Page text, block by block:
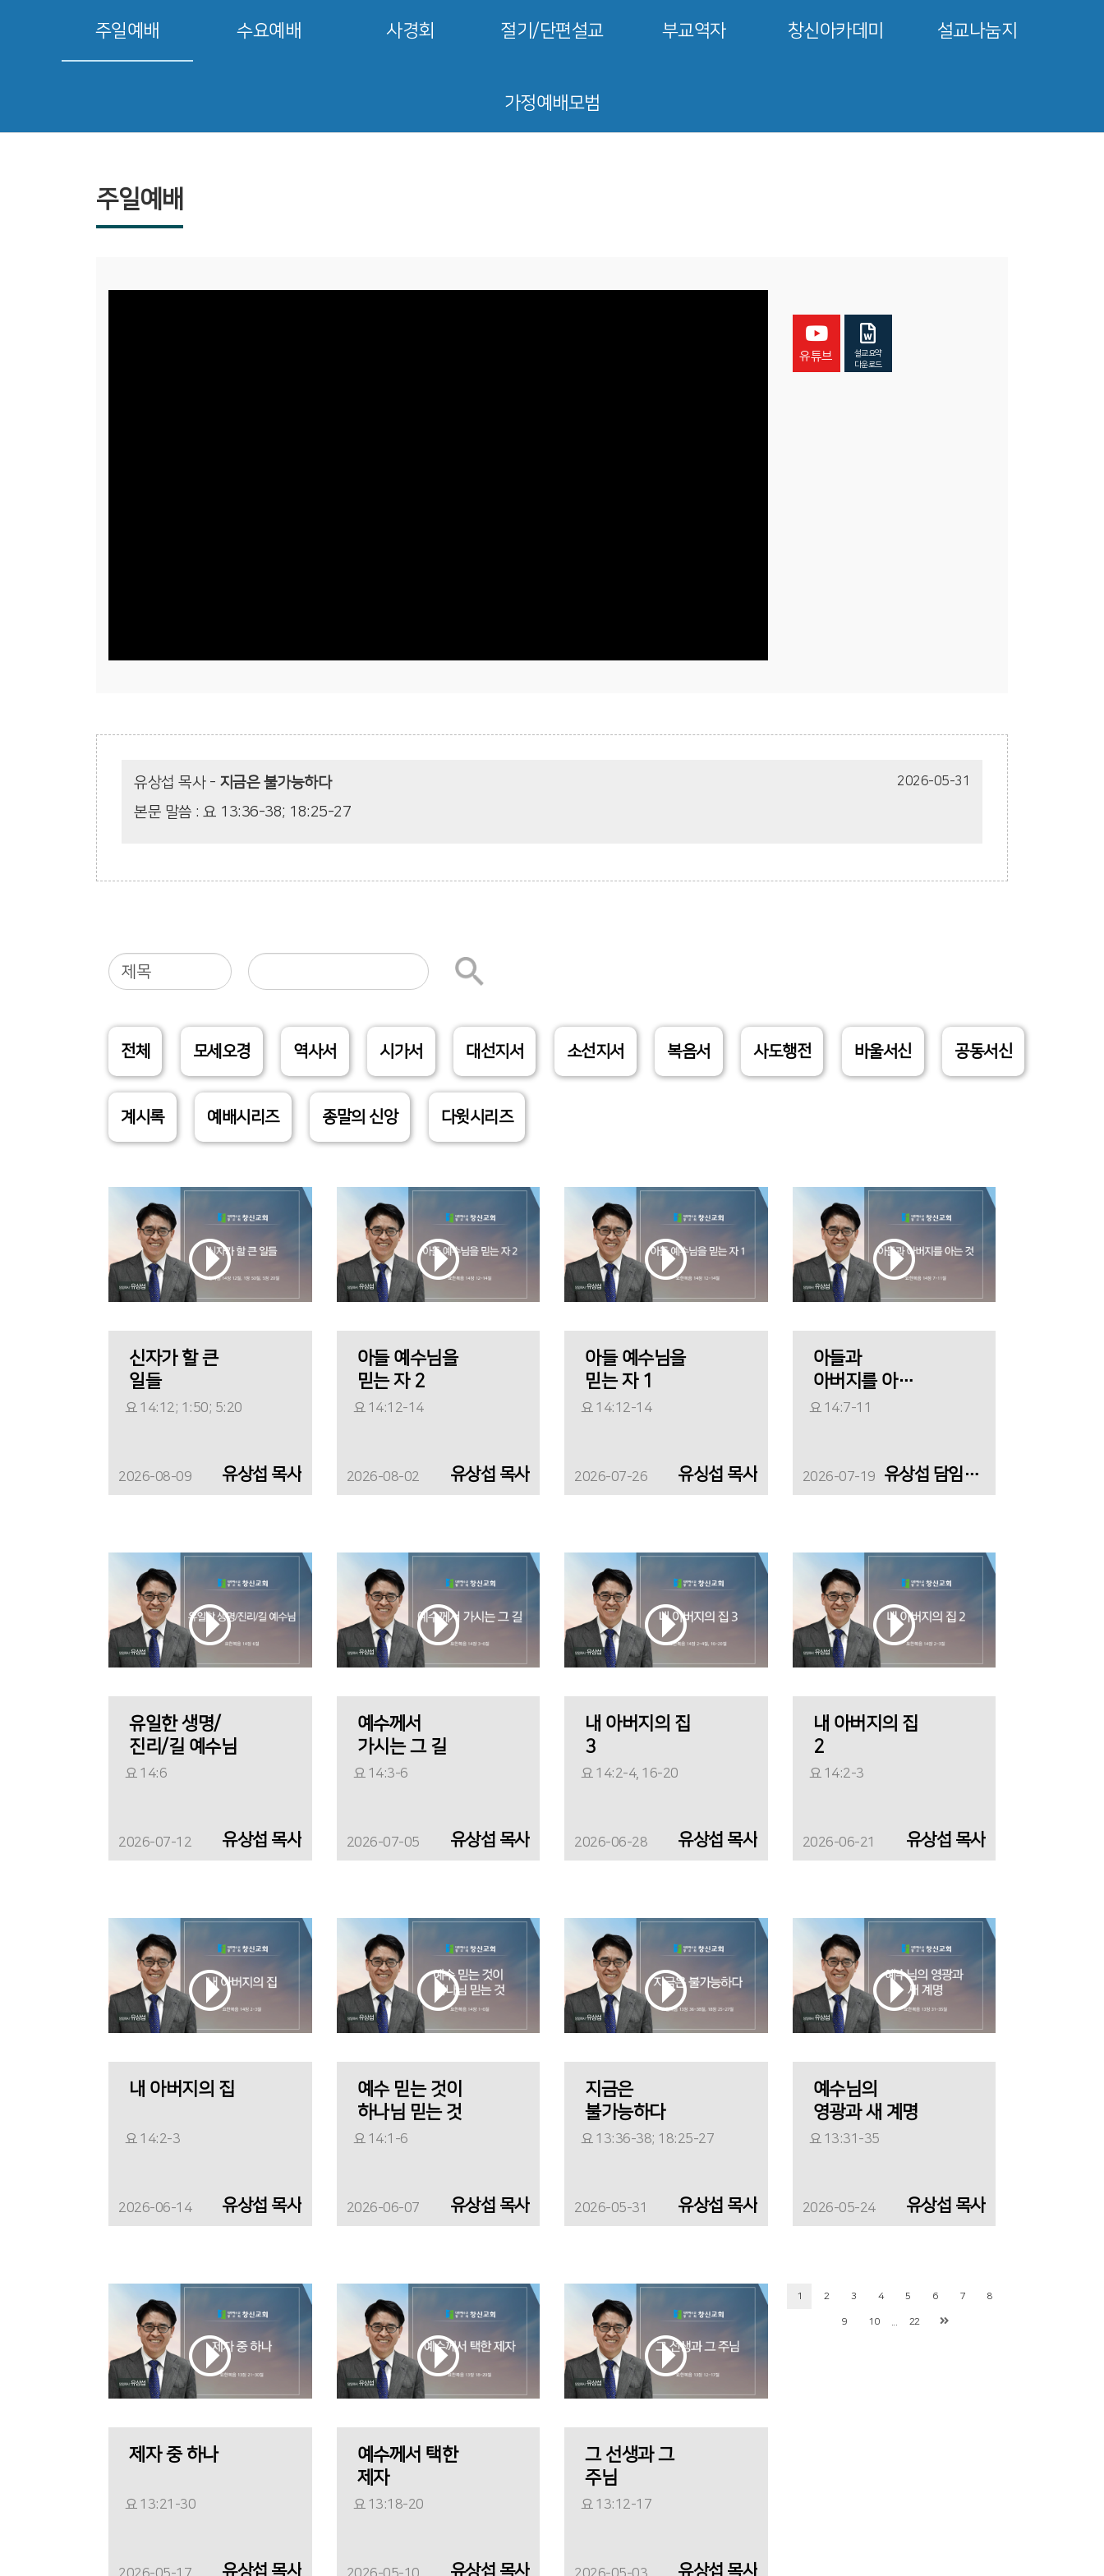
주일예배 수요예배 사경회 절기/단편설교 부교역자 창신아카데미 설교나눔지
가정예배모범
주일예배
유튜브
설교요약
다운로드
2026-05-31
유상섭 목사- 지금은 불가능하다
본문 말씀 : 요 13:36-38; 18:25-27
전체 모세오경 역사서 시가서 대선지서 소선지서 복음서 사도행전 바울서신 공동서신
계시록 예배시리즈 종말의 신앙 다윗시리즈
신자가 할 큰
일들
요 14:12; 1:50; 5:20
2026-08-09 유상섭 목사
아들 예수님을
믿는 자 2
요 14:12-14
2026-08-02 유상섭 목사
아들 예수님을
믿는 자 1
요 14:12-14
2026-07-26 유싱섭 목사
아들과
아버지를 아는
것
요 14:7-11
2026-07-19 유상섭 담임목사
유일한 생명/
진리/길 예수님
요 14:6
2026-07-12 유상섭 목사
예수께서
가시는 그 길
요 14:3-6
2026-07-05 유상섭 목사
내 아버지의 집
3
요 14:2-4, 16-20
2026-06-28 유상섭 목사
내 아버지의 집
2
요 14:2-3
2026-06-21 유상섭 목사
내 아버지의 집
요 14:2-3
2026-06-14 유상섭 목사
예수 믿는 것이
하나님 믿는 것
요 14:1-6
2026-06-07 유상섭 목사
지금은
불가능하다
요 13:36-38; 18:25-27
2026-05-31 유상섭 목사
예수님의
영광과 새 계명
요 13:31-35
2026-05-24 유상섭 목사
제자 중 하나
요 13:21-30
유상섭 목사
예수께서 택한
제자
요 13:18-20
유상섭 목사
그 선생과 그
주님
요 13:12-17
유상섭 목사
1 2 3 4 5 6 7 8
9 10 22